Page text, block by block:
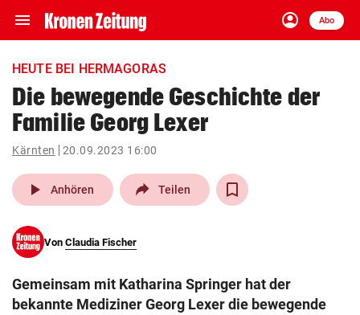
menu Navigation
ein-/ausklappen
account_circle
Anmelden
Abo
close Schließen
account_circle Anmelden
pin_drop
Wien arrow_right
search
eingeben
HEUTE BEI HERMAGORAS
Die bewegende Geschichte der
Familie Georg Lexer
Kärnten 20.09.2023 16:00
play_arrow Anhören Teilen
Von Claudia Fischer
Gemeinsam mit Katharina Springer hat der
bekannte Mediziner Georg Lexer die bewegende